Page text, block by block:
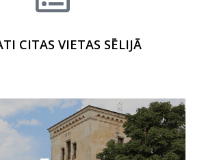
CITAS VIETAS SĒLIJĀ